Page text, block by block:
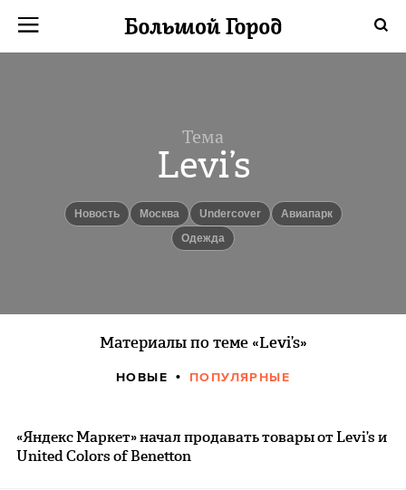
Тема
Levi’s
Новость Москва Undercover
авиапарк
одежда
Материалы по теме «Levi’s»
НОВЫЕ ПОПУЛЯРНЫЕ
«Яндекс Маркет» начал продавать товары от Levi’s и
United Colors of Benetton